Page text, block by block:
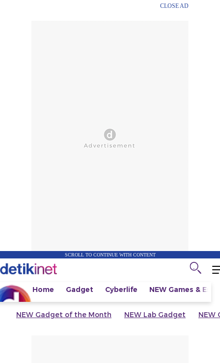
CLOSE AD
SCROLL TO CONTINUE WITH CONTENT
Home Gadget Cyberlife NEW Games &
NEW Gadget of the Month NEW Lab Gadget NEW